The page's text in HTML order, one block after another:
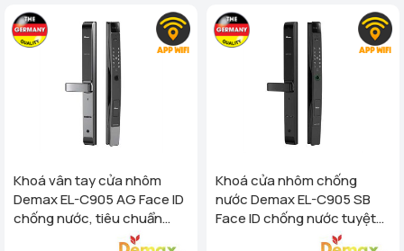
Khoá vân tay cửa nhôm
Demax EL-C905 AG Face ID
chống nước, tiêu chuẩn
Khoá cửa nhôm chống
nước Demax EL-C905 SB
Face ID chống nước tuyệt
đối - tiêu chuẩn Của Đức